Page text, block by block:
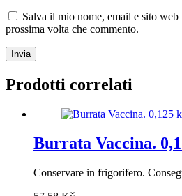
Salva il mio nome, email e sito web
prossima volta che commento.
Invia
Prodotti correlati
Burrata Vaccina.
Conservare in frigorifero.